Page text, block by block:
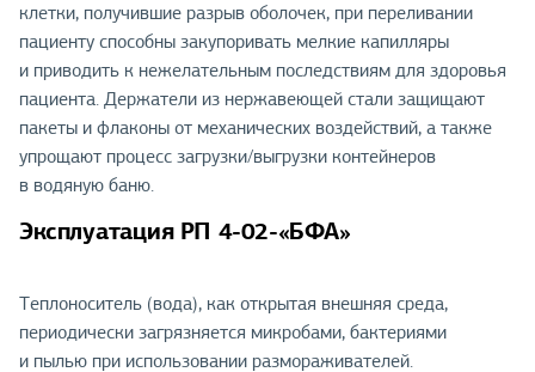
клетки, получившие разрыв оболочек, при переливании
пациенту способны закупоривать мелкие капилляры
и приводить к нежелательным последствиям для здоровья
пациента. Держатели из нержавеющей стали защищают
пакеты и флаконы от механических воздействий, а также
упрощают процесс загрузки/выгрузки контейнеров
в водяную баню.
Эксплуатация РП 4-02-«БФА»
Теплоноситель (вода), как открытая внешняя среда,
периодически загрязняется микробами, бактериями
и пылью при использовании размораживателей.